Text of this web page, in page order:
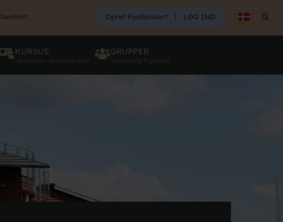
SØG
Søg
Opret Fordelskort LOG IND
Gavekort
KURSUS
Mødelokaler og mødepakker
GRUPPER
Overnatning til grupper